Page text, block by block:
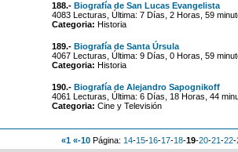
188.- Biografía de San Lucas Evangelista
4083 Lecturas, Última: 7 Días, 2 Horas, 59
Categoria: Historia
189.- Biografía de Santa Úrsula
4067 Lecturas, Última: 9 Días, 0 Horas, 59
Categoria: Historia
190.- Biografía de Alejandro Sapognikoff
4061 Lecturas, Última: 6 Días, 18 Horas, 44
Categoria: Cine y Televisión
«1 «-10 Página: 14-15-16-17-18-19-20-21-22-